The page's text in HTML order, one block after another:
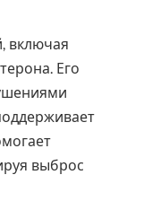
включая
Его
выброс